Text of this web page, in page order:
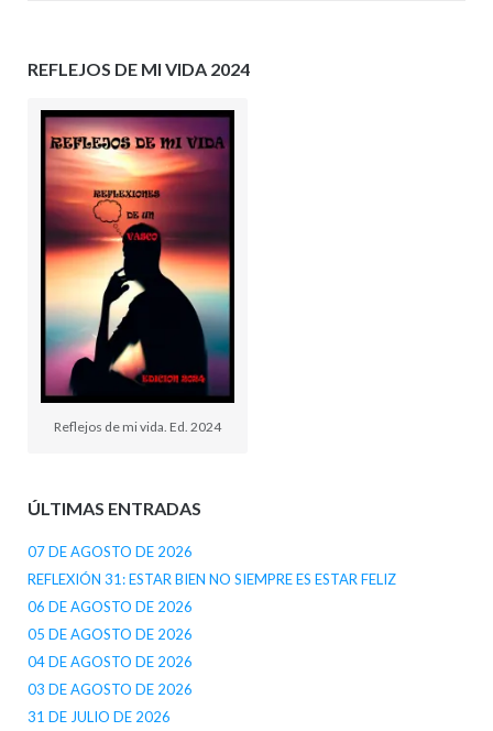
REFLEJOS DE MI VIDA 2024
Reflejos de mi vida. Ed. 2024
ÚLTIMAS ENTRADAS
07 DE AGOSTO DE 2026
REFLEXIÓN 31: ESTAR BIEN NO SIEMPRE ES ESTAR FELIZ
06 DE AGOSTO DE 2026
05 DE AGOSTO DE 2026
04 DE AGOSTO DE 2026
03 DE AGOSTO DE 2026
31 DE JULIO DE 2026